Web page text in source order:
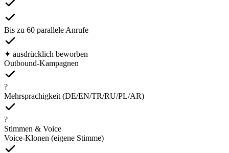
Bis zu 60 parallele Anrufe
✦ ausdrücklich beworben
Outbound-Kampagnen
?
Mehrsprachigkeit (DE/EN/TR/RU/PL/AR)
?
Stimmen & Voice
Voice-Klonen (eigene Stimme)